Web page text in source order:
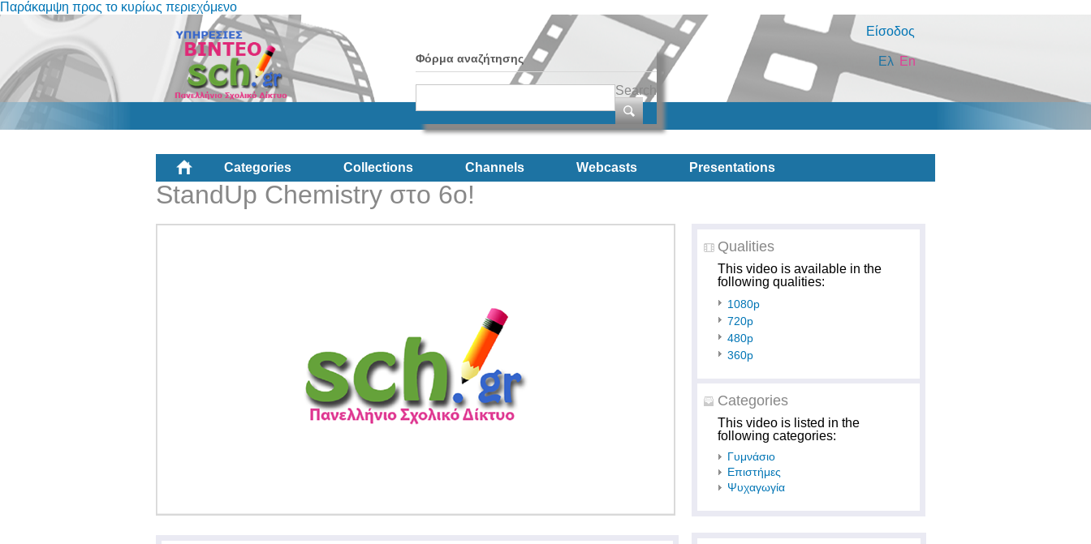
Παράκαμψη προς το κυρίως περιεχόμενο
Είσοδος
Φόρμα αναζήτησης
Search
En
Ελ
Categories Collections Channels Webcasts Presentations
StandUp Chemistry στο 6ο!
Qualities
This video is available in the
following qualities:
1080p
720p
480p
360p
Categories
This video is listed in the
following categories:
Γυμνάσιο
Επιστήμες
Ψυχαγωγία